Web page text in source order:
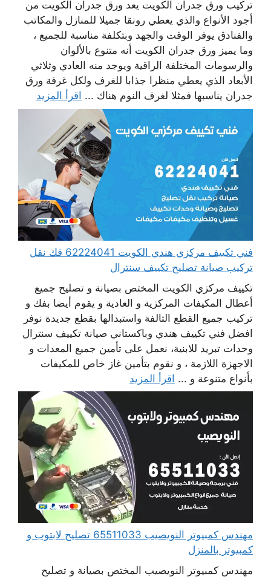
تركيب ورق جدران الكويت يعد ورق جدران الكويت من
أجود الأنواع والذي يعطي رونقا جميلا للمنازل والمكاتب
والفنادق يوفر الوقت والجهد وبتكلفة مناسبة للجميع ،
وما يميز ورق جدران الكويت أنه متنوع بالألوان
والرسومات المختلفة الراقية ويوجد منه العادي وثلاثي
الأبعاد الذي يعطي منظرا جذابا للغرف ولكل غرفة ورق
جدران يناسبها فمثلا لغرف النوم هناك ... اقرأ المزيد
فني تكييف مركزي هندي الكويت 62224041 فك نقل
تركيب صيانة تصليح تكييف سنترال
تكييف مركزي الكويت المختص بصيانة و تصليح جميع
أعطال المكيفات المركزية و العادية و يقوم أيضا بفك و
تركيب جميع القطع التالفة واستبدالها بقطع جديدة نوفر
افضل فني تكييف هندي وباكستاني صيانة تكييف سنترال
وحدات تبريد للابنية، نعمل على تأمين جميع المعدات و
الاجهزة اللازمة ، و نقوم بتأمين غاز خاص للمكيفات
بأنواع متنوعة و ... اقرأ المزيد
مهندس كمبيوتر النويصيب 65511033 تصليح لابتوب و
كمبيوتر بالمنزل
مهندس كمبيوتر النويصيب المختص بصيانة و تصليح